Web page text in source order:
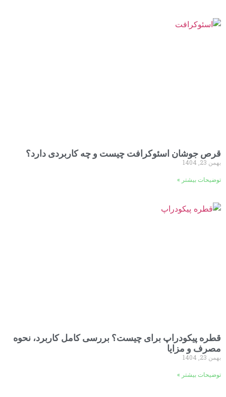
قرص جوشان اسئوکرافت چیست و چه کاربردی دارد؟
بهمن 23, 1404
توضیحات بیشتر »
قطره پیکودراپ برای چیست؟ بررسی کامل کاربرد، نحوه
مصرف و مزایا
بهمن 23, 1404
توضیحات بیشتر »